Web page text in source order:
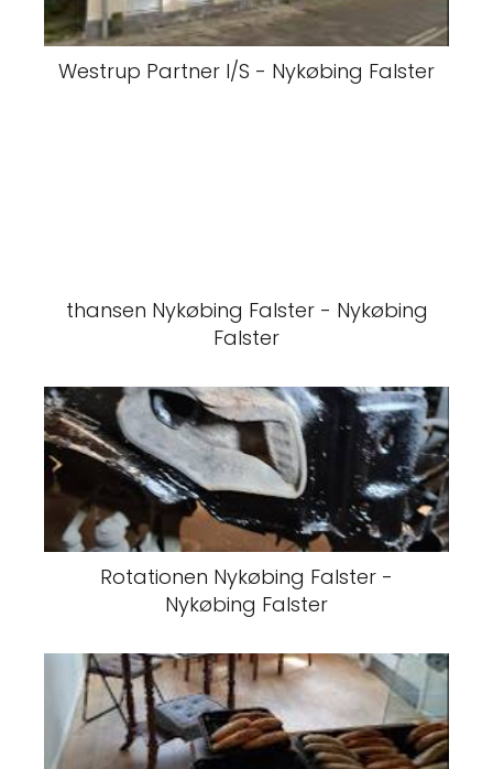
Westrup Partner I/S - Nykøbing Falster
thansen Nykøbing Falster - Nykøbing
Falster
Rotationen Nykøbing Falster -
Nykøbing Falster